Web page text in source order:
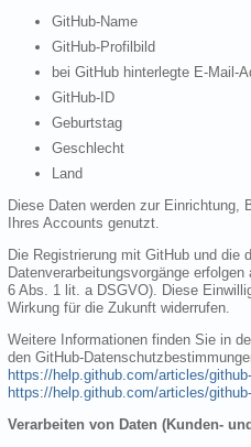
GitHub-Name
GitHub-Profilbild
bei GitHub hinterlegte E-Mail-
GitHub-ID
Geburtstag
Geschlecht
Land
Diese Daten werden zur Einrichtung,
Ihres Accounts genutzt.
Die Registrierung mit GitHub und die
Datenverarbeitungsvorgänge
6 Abs. 1 lit. a DSGVO). Diese
Wirkung für die Zukunft widerrufen.
Weitere Informationen finden Sie in
den GitHub-
https://help.github.com/articles/
https://help.github.com/articles/
Verarbeiten von Daten (Kunden-